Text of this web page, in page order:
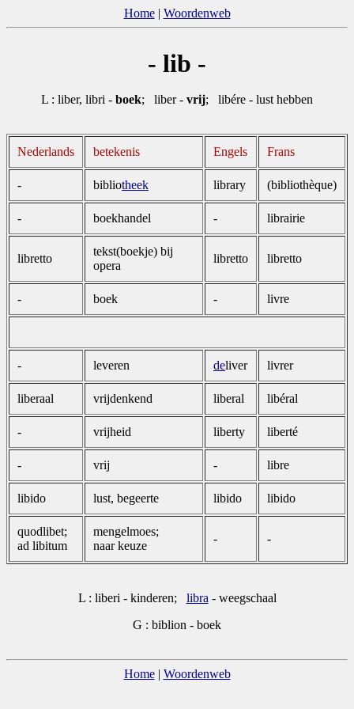
Home| Woordenweb
- lib -
L : liber, libri - boek; liber - vrij; libére - lust hebben
Nederlands betekenis Engels Frans
- bibliotheek library (bibliothèque)
- boekhandel - librairie
libretto
tekst(boekje) bij
opera
libretto libretto
- boek - livre
- leveren deliver livrer
liberaal vrijdenkend liberal libéral
- vrijheid liberty liberté
- vrij - libre
libido lust, begeerte libido libido
quodlibet;
ad libitum
mengelmoes;
naar keuze
- -
L : liberi - kinderen; libra - weegschaal
G : biblion - boek
Home| Woordenweb